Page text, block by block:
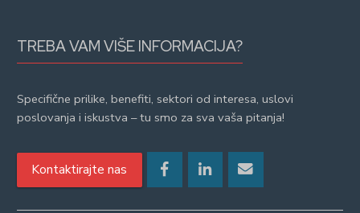
TREBA VAM VIŠE INFORMACIJA?
Specifične prilike, benefiti, sektori od interesa, uslovi
poslovanja i iskustva – tu smo za sva vaša pitanja!
Kontaktirajte nas